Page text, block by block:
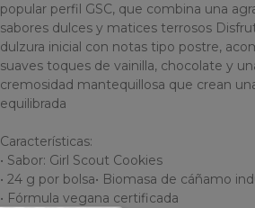
popular perfil GSC, que combina una
sabores dulces y matices terrosos
dulzura inicial con notas tipo postre,
suaves toques de vainilla, chocolate y
cremosidad mantequillosa que crean
equilibrada
Características:
• Sabor: Girl Scout Cookies
• 24 g por bolsa• Biomasa de cáñamo
• Fórmula vegana certificada